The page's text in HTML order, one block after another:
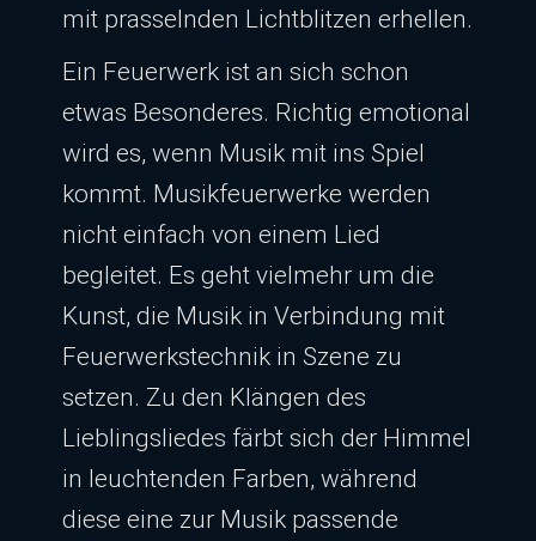
mit prasselnden Lichtblitzen erhellen.
Ein Feuerwerk ist an sich schon
etwas Besonderes. Richtig emotional
wird es, wenn Musik mit ins Spiel
kommt. Musikfeuerwerke werden
nicht einfach von einem Lied
begleitet. Es geht vielmehr um die
Kunst, die Musik in Verbindung mit
Feuerwerkstechnik in Szene zu
setzen. Zu den Klängen des
Lieblingsliedes färbt sich der Himmel
in leuchtenden Farben, während
diese eine zur Musik passende